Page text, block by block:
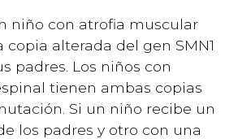
niño con atrofia muscular
alterada del gen SMN1
padres. Los niños con
tienen ambas copias
Si un niño recibe un
los padres y otro con una